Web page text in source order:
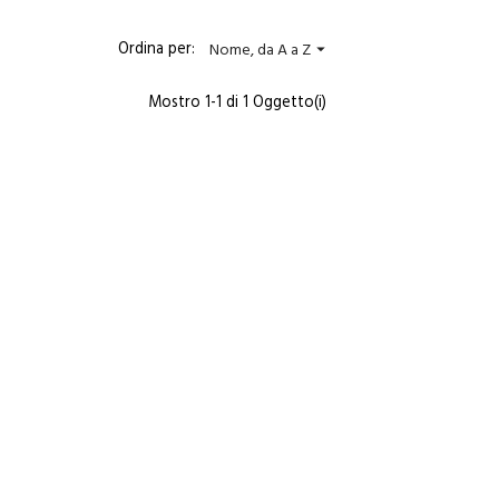
Ordina per: Nome, da A a Z 
Mostro 1-1 di 1 Oggetto(i)